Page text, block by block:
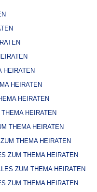
HEIRATEN
HEIRATEN
HEIRATEN
HEIRATEN
THEMA HEIRATEN
THEMA HEIRATEN
ZUM THEMA HEIRATEN
ZUM THEMA HEIRATEN
ZUM THEMA HEIRATEN